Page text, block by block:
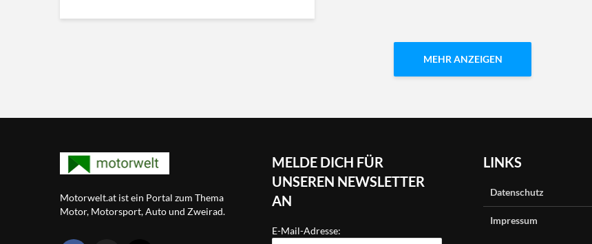
MEHR ANZEIGEN
Motorwelt.at ist ein Portal zum Thema
Motor, Motorsport, Auto und Zweirad.
MELDE DICH FÜR
UNSEREN NEWSLETTER
AN
E-Mail-Adresse:
LINKS
Datenschutz
Impressum